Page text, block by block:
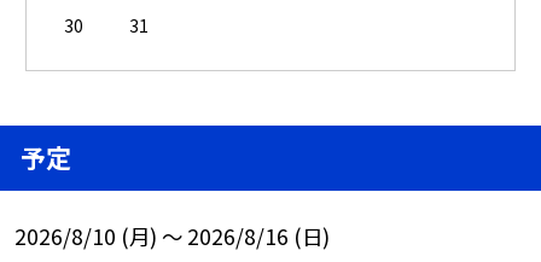
30
31
予定
2026/8/10 (月) ～ 2026/8/16 (日)